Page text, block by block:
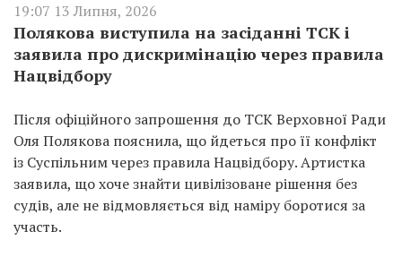
19:07 13 Липня, 2026
Полякова виступила на засіданні ТСК і
заявила про дискримінацію через правила
Нацвідбору
Після офіційного запрошення до ТСК Верховної Ради
Оля Полякова пояснила, що йдеться про її конфлікт
із Суспільним через правила Нацвідбору. Артистка
заявила, що хоче знайти цивілізоване рішення без
судів, але не відмовляється від наміру боротися за
участь.